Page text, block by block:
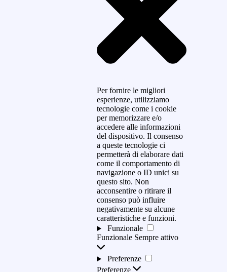
Per fornire le migliori
esperienze, utilizziamo
tecnologie come i cookie
per memorizzare e/o
accedere alle informazioni
del dispositivo. Il consenso
a queste tecnologie ci
permetterà di elaborare dati
come il comportamento di
navigazione o ID unici su
questo sito. Non
acconsentire o ritirare il
consenso può influire
negativamente su alcune
caratteristiche e funzioni.
Funzionale
Funzionale Sempre attivo
Preferenze
Preferenze